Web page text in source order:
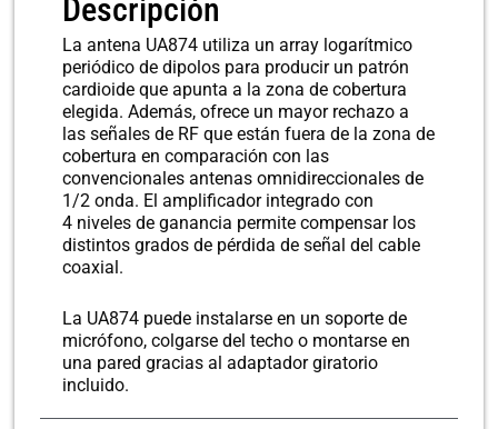
Descripción
La antena UA874 utiliza un array logarítmico
periódico de dipolos para producir un patrón
cardioide que apunta a la zona de cobertura
elegida. Además, ofrece un mayor rechazo a
las señales de RF que están fuera de la zona de
cobertura en comparación con las
convencionales antenas omnidireccionales de
1/2 onda. El amplificador integrado con
4 niveles de ganancia permite compensar los
distintos grados de pérdida de señal del cable
coaxial.
La UA874 puede instalarse en un soporte de
micrófono, colgarse del techo o montarse en
una pared gracias al adaptador giratorio
incluido.